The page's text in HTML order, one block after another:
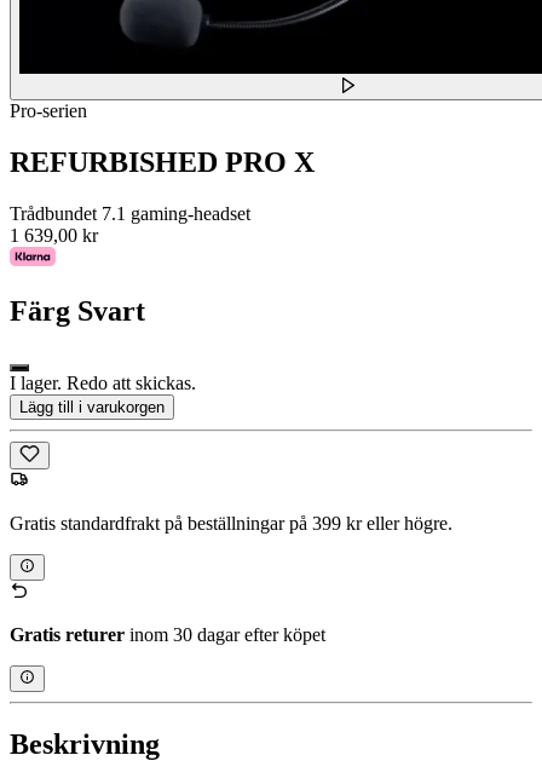
Pro-serien
REFURBISHED PRO X
Trådbundet 7.1 gaming-headset
1 639,00 kr
Färg Svart
I lager. Redo att skickas.
Lägg till i varukorgen
Gratis standardfrakt på beställningar på 399 kr eller högre.
Gratis returer inom 30 dagar efter köpet
Beskrivning